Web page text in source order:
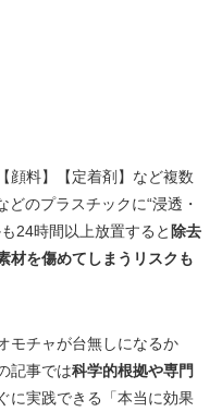
顔料】【定着剤】など複数
のプラスチックに“浸透・
24時間以上放置すると 除去
材を傷めてしまうリスクも
モチャが台無しになるか
記事では科学的根拠や専門
に実践できる「本当に効果